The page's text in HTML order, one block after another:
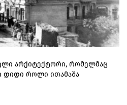
არქიტექტორი, რომელმაც
დიდი როლი ითამაშა